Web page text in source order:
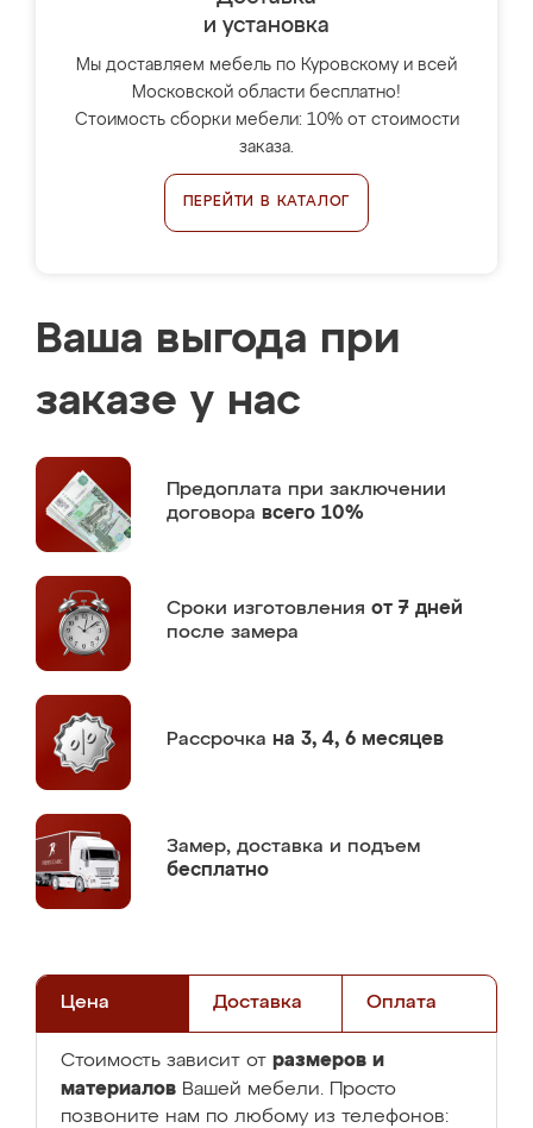
и установка
Мы доставляем мебель по Куровскому и всей
Московской области бесплатно!
Стоимость сборки мебели: 10% от стоимости
заказа.
ПЕРЕЙТИ В КАТАЛОГ
Ваша выгода при
заказе у нас
Предоплата при заключении
договора всего 10%
Сроки изготовления от 7 дней
после замера
Рассрочка на 3, 4, 6 месяцев
Замер, доставка и подъем
бесплатно
Цена Доставка Оплата
Стоимость зависит от размеров и
материалов Вашей мебели. Просто
позвоните нам по любому из телефонов: